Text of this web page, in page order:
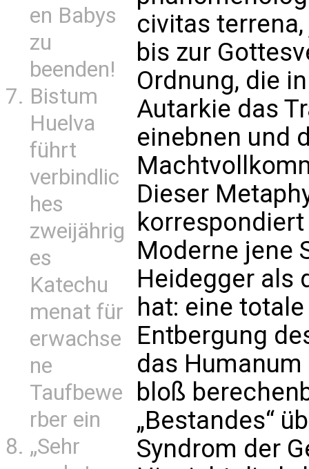
en Babys
zu
beenden!
Bistum
Huelva
führt
verbindlic
hes
zweijährig
es
Katechu
menat für
erwachse
ne
Taufbewe
rber ein
„Sehr
civitas
bis zur
Ordnung, die
Autarkie das
einebnen und
Dieser
Moderne jene
Heidegger als
hat: eine
Entbergung
das
bloß
„Bestandes“
Syndrom der